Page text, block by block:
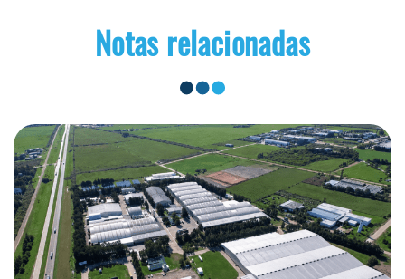
Notas relacionadas